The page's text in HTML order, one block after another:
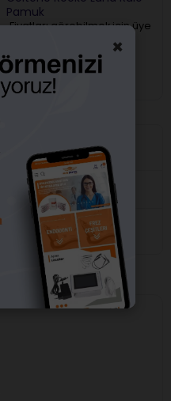
Pamuk
Fiyatları görebilmek için üye
girişi yapmalısınız.
×